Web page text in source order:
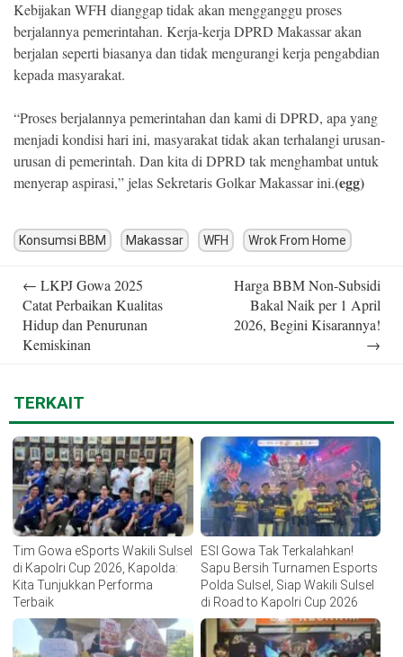
Kebijakan WFH dianggap tidak akan mengganggu proses
berjalannya pemerintahan. Kerja-kerja DPRD Makassar akan
berjalan seperti biasanya dan tidak mengurangi kerja pengabdian
kepada masyarakat.
“Proses berjalannya pemerintahan dan kami di DPRD, apa yang
menjadi kondisi hari ini, masyarakat tidak akan terhalangi urusan-
urusan di pemerintah. Dan kita di DPRD tak menghambat untuk
menyerap aspirasi,” jelas Sekretaris Golkar Makassar ini.(egg)
Konsumsi BBM Makassar WFH Wrok From Home
navigation
← LKPJ Gowa 2025
Catat Perbaikan Kualitas
Hidup dan Penurunan
Kemiskinan
Harga BBM Non-Subsidi
Bakal Naik per 1 April
2026, Begini Kisarannya!
→
TERKAIT
Tim Gowa eSports Wakili Sulsel
di Kapolri Cup 2026, Kapolda:
Kita Tunjukkan Performa
Terbaik
ESI Gowa Tak Terkalahkan!
Sapu Bersih Turnamen Esports
Polda Sulsel, Siap Wakili Sulsel
di Road to Kapolri Cup 2026